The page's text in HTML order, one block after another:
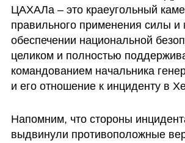
ЦАХАЛа – это краеугольный
правильного применения силы и
обеспечении национальной
целиком и полностью
командованием начальника
и его отношение к инциденту в
Напомним, что стороны
выдвинули противоположные